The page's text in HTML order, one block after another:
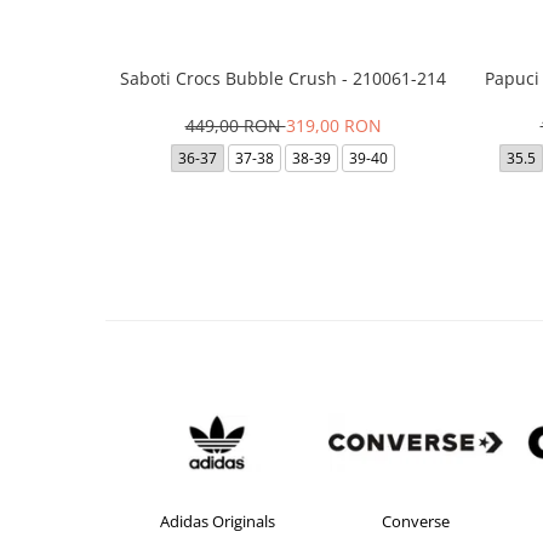
Saboti Crocs Bubble Crush - 210061-214
449,00 RON319,00 RON
36-37 37-38 38-39 39-40 35.5
Adidas Originals Converse